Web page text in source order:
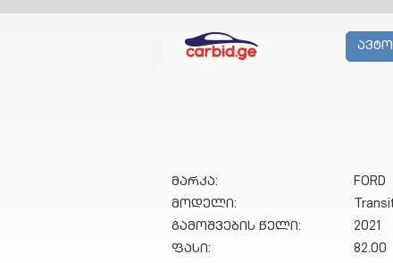
მარკა:
FORD
მოდელი:
გამოშვების წელი:
2021
ფასი:
82.00